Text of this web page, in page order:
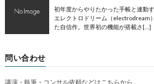
初年度からやりたかった手帳と連動
エレクトロドリーム（electrodream
た自信作。世界初の機能が搭載さ[…]
問い合わせ
講演・執筆・コンサル依頼などはこちらから。